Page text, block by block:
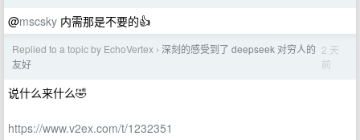
@mscsky 内需那是不要的👍
Replied to a topic by EchoVertex › 深刻的感受到了 deepseek 对穷人的
友好
2 天
前
说什么来什么🤣
https://www.v2ex.com/t/1232351